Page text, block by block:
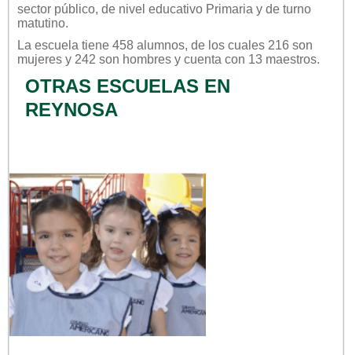
sector público, de nivel educativo Primaria y de turno
matutino.
La escuela tiene 458 alumnos, de los cuales 216 son
mujeres y 242 son hombres y cuenta con 13 maestros.
OTRAS ESCUELAS EN
REYNOSA